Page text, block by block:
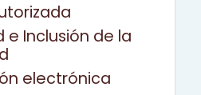
e Inclusión de la
electrónica